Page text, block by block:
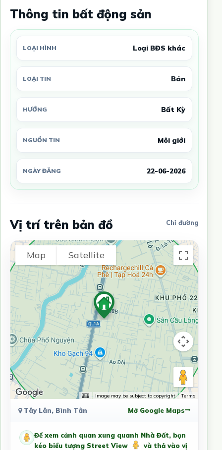
Thông tin bất động sản
LOẠI HÌNH Loại BĐS khác
LOẠI TIN Bán
HƯỚNG Bất Kỳ
NGUỒN TIN Môi giới
NGÀY ĐĂNG 22-06-2026
Vị trí trên bản đồ Chỉ đường
Map Satellite
Image may be subject to copyright Terms
Tây Lân, Bình Tân Mở Google Maps
Để xem cảnh quan xung quanh Nhà Đất, bạn
kéo biểu tượng Street View
và thả vào vị